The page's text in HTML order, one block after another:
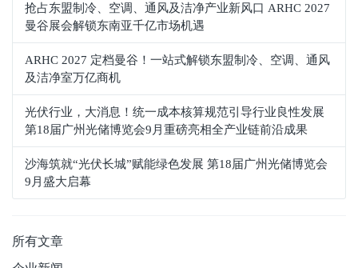
抢占东盟制冷、空调、通风及洁净产业新风口 ARHC 2027
曼谷展会解锁东南亚千亿市场机遇
ARHC 2027 定档曼谷！一站式解锁东盟制冷、空调、通风
及洁净室万亿商机
光伏行业，大消息！统一成本核算规范引导行业良性发展
第18届广州光储博览会9月重磅亮相全产业链前沿成果
沙海筑就“光伏长城”赋能绿色发展 第18届广州光储博览会
9月盛大启幕
所有文章